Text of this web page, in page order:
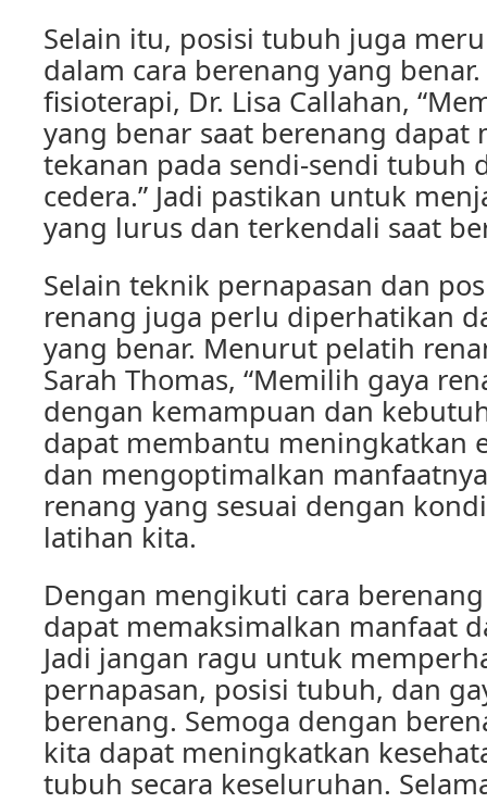
Selain itu, posisi tubuh juga
dalam cara berenang yang
fisioterapi, Dr. Lisa Callahan,
yang benar saat berenang dapat
tekanan pada sendi-sendi tubuh
cedera.” Jadi pastikan untuk
yang lurus dan terkendali saat
Selain teknik pernapasan dan
renang juga perlu diperhatikan
yang benar. Menurut pelatih
Sarah Thomas, “Memilih gaya
dengan kemampuan dan
dapat membantu meningkatkan
dan mengoptimalkan
renang yang sesuai dengan
latihan kita.
Dengan mengikuti cara
dapat memaksimalkan manfaat
Jadi jangan ragu untuk
pernapasan, posisi tubuh, dan
berenang. Semoga dengan
kita dapat meningkatkan
tubuh secara keseluruhan.